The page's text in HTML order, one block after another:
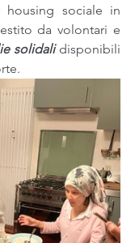
housing sociale in
da volontari e
solidali disponibili